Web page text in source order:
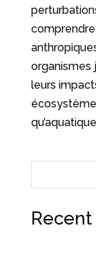
organismes
leurs
Recent